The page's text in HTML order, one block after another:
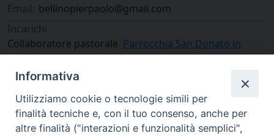
Email: bellinopierpaolo@gmail.com
Incarichi
Collaboratore pastorale Parrocchia San Donato in
Robilante
Informativa
Utilizziamo cookie o tecnologie simili per
finalità tecniche e, con il tuo consenso, anche per
altre finalità ("interazioni e funzionalità semplici",